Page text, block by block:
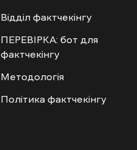
Відділ фактчекінгу
ПЕРЕВІРКА: бот для
фактчекінгу
Методологія
Політика фактчекінгу